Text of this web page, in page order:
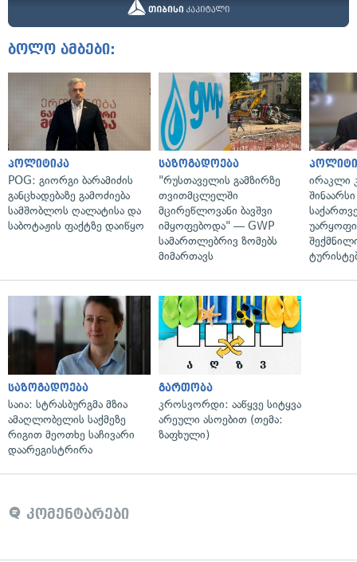
ბოლო ამბები:
პოლიტიკა
POG: გიორგი ბარამიძის
განცხადებაზე გამოძიება
სამშობლოს ღალატისა და
საბოტაჟის ფაქტზე დაიწყო
საზოგადოება
"რუსთაველის გამზირზე
თვითმცლელში
მცირეწლოვანი ბავშვი
იმყოფებოდა" — GWP
სამართლებრივ ზომებს
მიმართავს
ირაკლი
საზოგადოება
საია: სტრასბურგმა მზია
ამაღლობელის საქმეზე
რიგით მეოთხე საჩივარი
დაარეგისტრირა
გართობა
კროსვორდი: ააწყვე სიტყვა
არეული ასოებით (თემა:
ზაფხული)
კომენტარები